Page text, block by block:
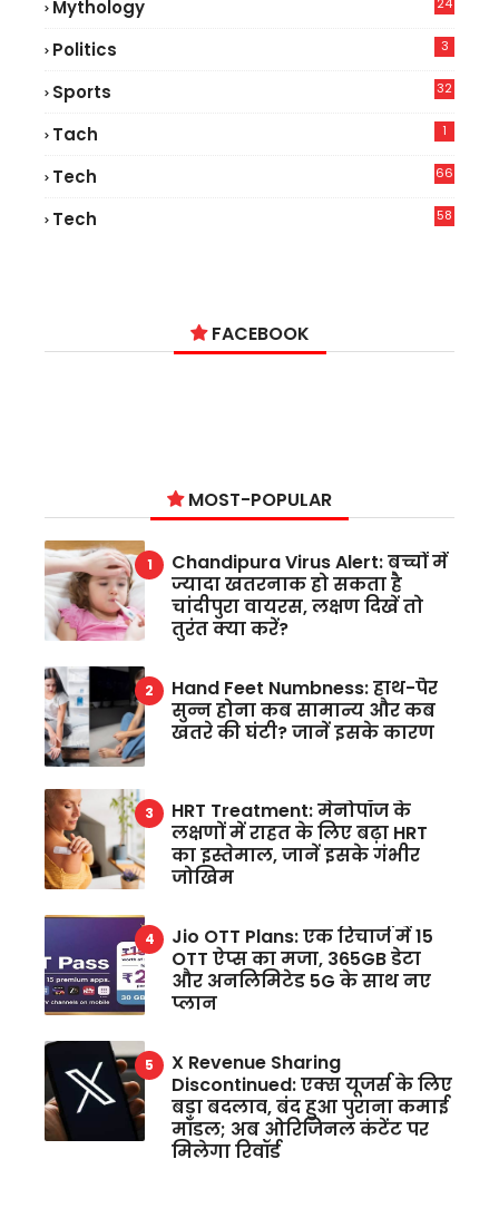
Mythology
Politics 3
Sports 32
Tach 1
Tech
66
Tech
58
FACEBOOK
MOST-POPULAR
Chandipura Virus Alert: बच्चों में
ज्यादा खतरनाक हो सकता है
चांदीपुरा वायरस, लक्षण दिखें तो
तुरंत क्या करें?
Hand Feet Numbness: हाथ-पैर
सुन्न होना कब सामान्य और कब
खतरे की घंटी? जानें इसके कारण
HRT Treatment: मेनोपॉज के
लक्षणों में राहत के लिए बढ़ा HRT
का इस्तेमाल, जानें इसके गंभीर
जोखिम
Jio OTT Plans: एक रिचार्ज में 15
OTT ऐप्स का मजा, 365GB डेटा
और अनलिमिटेड 5G के साथ नए
प्लान
X Revenue Sharing
Discontinued: एक्स यूजर्स के लिए
बड़ा बदलाव, बंद हुआ पुराना कमाई
मॉडल; अब ओरिजिनल कंटेंट पर
मिलेगा रिवॉर्ड